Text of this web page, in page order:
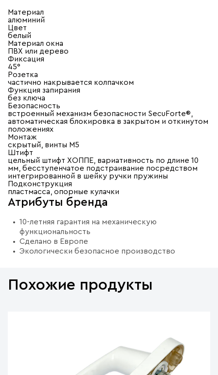
Материал
алюминий
Цвет
белый
Материал окна
ПВХ или дерево
Фиксация
45°
Розетка
частично накрывается колпачком
Функция запирания
без ключа
Безопасность
встроенный механизм безопасности SecuForte®,
автоматическая блокировка в закрытом и откинутом
положениях
Монтаж
скрытый, винты M5
Штифт
цельный штифт ХОППЕ, вариативность по длине 10
мм, бесступенчатое подстраивание посредством
интегрированной в шейку ручки пружины
Подконструкция
пластмасса, опорные кулачки
Атрибуты бренда
10-летняя гарантия на механическую
функциональность
Сделано в Европе
Экологически безопасное производство
Похожие продукты